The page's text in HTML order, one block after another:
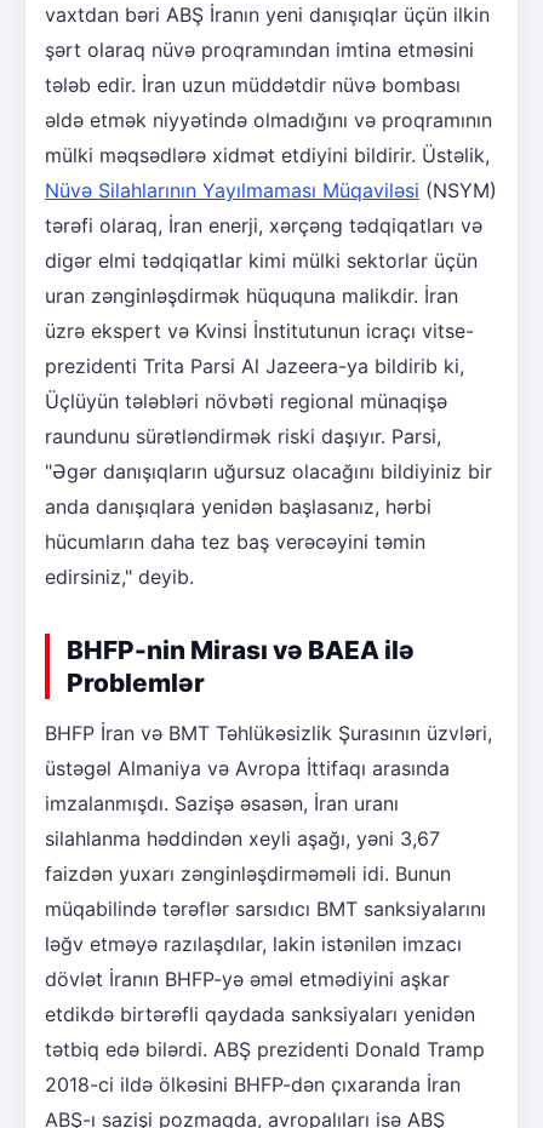
vaxtdan bəri ABŞ İranın yeni danışıqlar üçün ilkin
şərt olaraq nüvə proqramından imtina etməsini
tələb edir. İran uzun müddətdir nüvə bombası
əldə etmək niyyətində olmadığını və proqramının
mülki məqsədlərə xidmət etdiyini bildirir. Üstəlik,
Nüvə Silahlarının Yayılmaması Müqaviləsi (NSYM)
tərəfi olaraq, İran enerji, xərçəng tədqiqatları və
digər elmi tədqiqatlar kimi mülki sektorlar üçün
uran zənginləşdirmək hüququna malikdir. İran
üzrə ekspert və Kvinsi İnstitutunun icraçı vitse-
prezidenti Trita Parsi Al Jazeera-ya bildirib ki,
Üçlüyün tələbləri növbəti regional münaqişə
raundunu sürətləndirmək riski daşıyır. Parsi,
"Əgər danışıqların uğursuz olacağını bildiyiniz bir
anda danışıqlara yenidən başlasanız, hərbi
hücumların daha tez baş verəcəyini təmin
edirsiniz," deyib.
BHFP-nin Mirası və BAEA ilə
Problemlər
BHFP İran və BMT Təhlükəsizlik Şurasının üzvləri,
üstəgəl Almaniya və Avropa İttifaqı arasında
imzalanmışdı. Sazişə əsasən, İran uranı
silahlanma həddindən xeyli aşağı, yəni 3,67
faizdən yuxarı zənginləşdirməməli idi. Bunun
müqabilində tərəflər sarsıdıcı BMT sanksiyalarını
ləğv etməyə razılaşdılar, lakin istənilən imzacı
dövlət İranın BHFP-yə əməl etmədiyini aşkar
etdikdə birtərəfli qaydada sanksiyaları yenidən
tətbiq edə bilərdi. ABŞ prezidenti Donald Tramp
2018-ci ildə ölkəsini BHFP-dən çıxaranda İran
ABŞ-ı sazişi pozmaqda, avropalıları isə ABŞ